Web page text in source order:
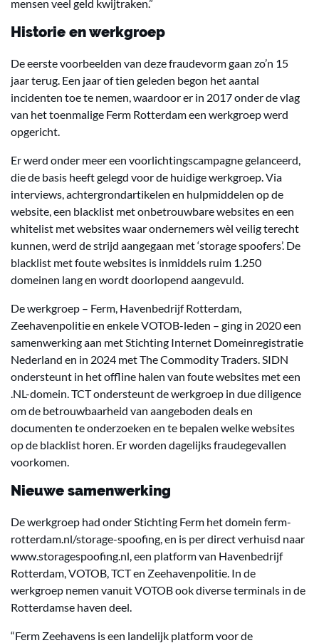
mensen veel geld kwijtraken.”
Historie en werkgroep
De eerste voorbeelden van deze fraudevorm gaan zo’n 15
jaar terug. Een jaar of tien geleden begon het aantal
incidenten toe te nemen, waardoor er in 2017 onder de vlag
van het toenmalige Ferm Rotterdam een werkgroep werd
opgericht.
Er werd onder meer een voorlichtingscampagne gelanceerd,
die de basis heeft gelegd voor de huidige werkgroep. Via
interviews, achtergrondartikelen en hulpmiddelen op de
website, een blacklist met onbetrouwbare websites en een
whitelist met websites waar ondernemers wèl veilig terecht
kunnen, werd de strijd aangegaan met ‘storage spoofers’. De
blacklist met foute websites is inmiddels ruim 1.250
domeinen lang en wordt doorlopend aangevuld.
De werkgroep – Ferm, Havenbedrijf Rotterdam,
Zeehavenpolitie en enkele VOTOB-leden – ging in 2020 een
samenwerking aan met Stichting Internet Domeinregistratie
Nederland en in 2024 met The Commodity Traders. SIDN
ondersteunt in het offline halen van foute websites met een
.NL-domein. TCT ondersteunt de werkgroep in due diligence
om de betrouwbaarheid van aangeboden deals en
documenten te onderzoeken en te bepalen welke websites
op de blacklist horen. Er worden dagelijks fraudegevallen
voorkomen.
Nieuwe samenwerking
De werkgroep had onder Stichting Ferm het domein ferm-
rotterdam.nl/storage-spoofing, en is per direct verhuisd naar
www.storagespoofing.nl, een platform van Havenbedrijf
Rotterdam, VOTOB, TCT en Zeehavenpolitie. In de
werkgroep nemen vanuit VOTOB ook diverse terminals in de
Rotterdamse haven deel.
“Ferm Zeehavens is een landelijk platform voor de